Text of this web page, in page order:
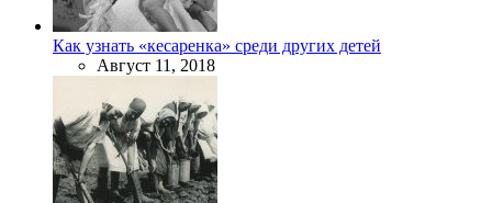
Как узнать «кесаренка» среди других детей
Август 11, 2018